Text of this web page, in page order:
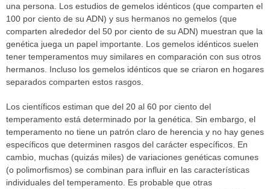
una persona. Los estudios de gemelos idénticos (que comparten el
100 por ciento de su ADN) y sus hermanos no gemelos (que
comparten alrededor del 50 por ciento de su ADN) muestran que la
genética juega un papel importante. Los gemelos idénticos suelen
tener temperamentos muy similares en comparación con sus otros
hermanos. Incluso los gemelos idénticos que se criaron en hogares
separados comparten estos rasgos.
Los científicos estiman que del 20 al 60 por ciento del
temperamento está determinado por la genética. Sin embargo, el
temperamento no tiene un patrón claro de herencia y no hay genes
específicos que determinen rasgos del carácter específicos. En
cambio, muchas (quizás miles) de variaciones genéticas comunes
(o polimorfismos) se combinan para influir en las características
individuales del temperamento. Es probable que otras